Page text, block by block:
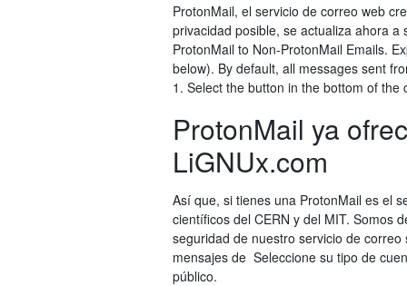
ProtonMail, el servicio de correo web
privacidad posible, se actualiza ahora
ProtonMail to Non-ProtonMail Emails.
below). By default, all messages sent
1. Select the button in the bottom of the
ProtonMail ya
LiGNUx.com
Así que, si tienes una ProtonMail es el
científicos del CERN y del MIT. Somos
seguridad de nuestro servicio de
mensajes de Seleccione su tipo de
público.